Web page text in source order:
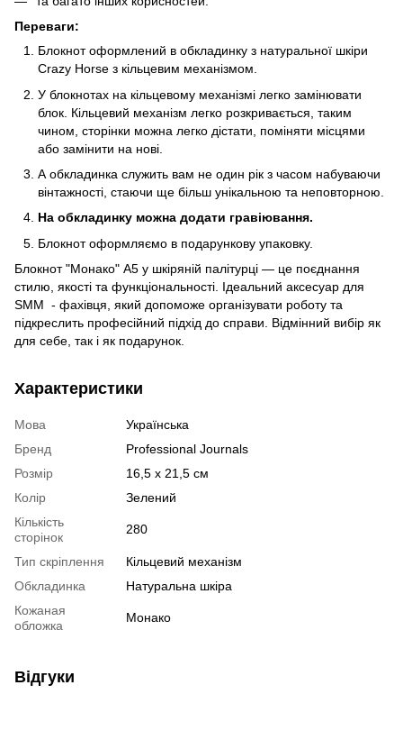
Переваги:
Блокнот оформлений в обкладинку з натуральної шкіри
Crazy Horse з кільцевим механізмом.
У блокнотах на кільцевому механізмі легко замінювати
блок. Кільцевий механізм легко розкривається, таким
чином, сторінки можна легко дістати, поміняти місцями
або замінити на нові.
А обкладинка служить вам не один рік з часом набуваючи
вінтажності, стаючи ще більш унікальною та неповторною.
На обкладинку можна додати гравіювання.
Блокнот оформляємо в подарункову упаковку.
Блокнот "Монако" А5 у шкіряній палітурці — це поєднання
стилю, якості та функціональності. Ідеальний аксесуар для
SMМ - фахівця, який допоможе організувати роботу та
підкреслить професійний підхід до справи. Відмінний вибір як
для себе, так і як подарунок.
Характеристики
Мова
Українська
Бренд
Professional Journals
Розмір
16,5 х 21,5 см
Колір
Зелений
Кількість
сторінок
280
Тип скріплення
Кільцевий механізм
Обкладинка
Натуральна шкіра
Кожаная
обложка
Монако
Відгуки